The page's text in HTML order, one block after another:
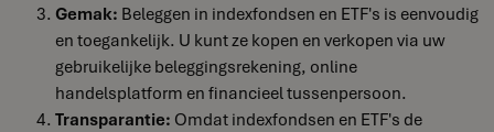
Gemak: Beleggen in indexfondsen en ETF's is eenvoudig
en toegankelijk. U kunt ze kopen en verkopen via uw
gebruikelijke beleggingsrekening, online
handelsplatform en financieel tussenpersoon.
Transparantie: Omdat indexfondsen en ETF's de